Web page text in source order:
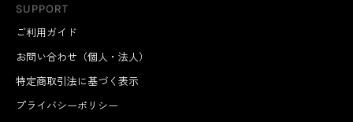
SUPPORT
ご利用ガイド
お問い合わせ（個人・法人）
特定商取引法に基づく表示
プライバシーポリシー